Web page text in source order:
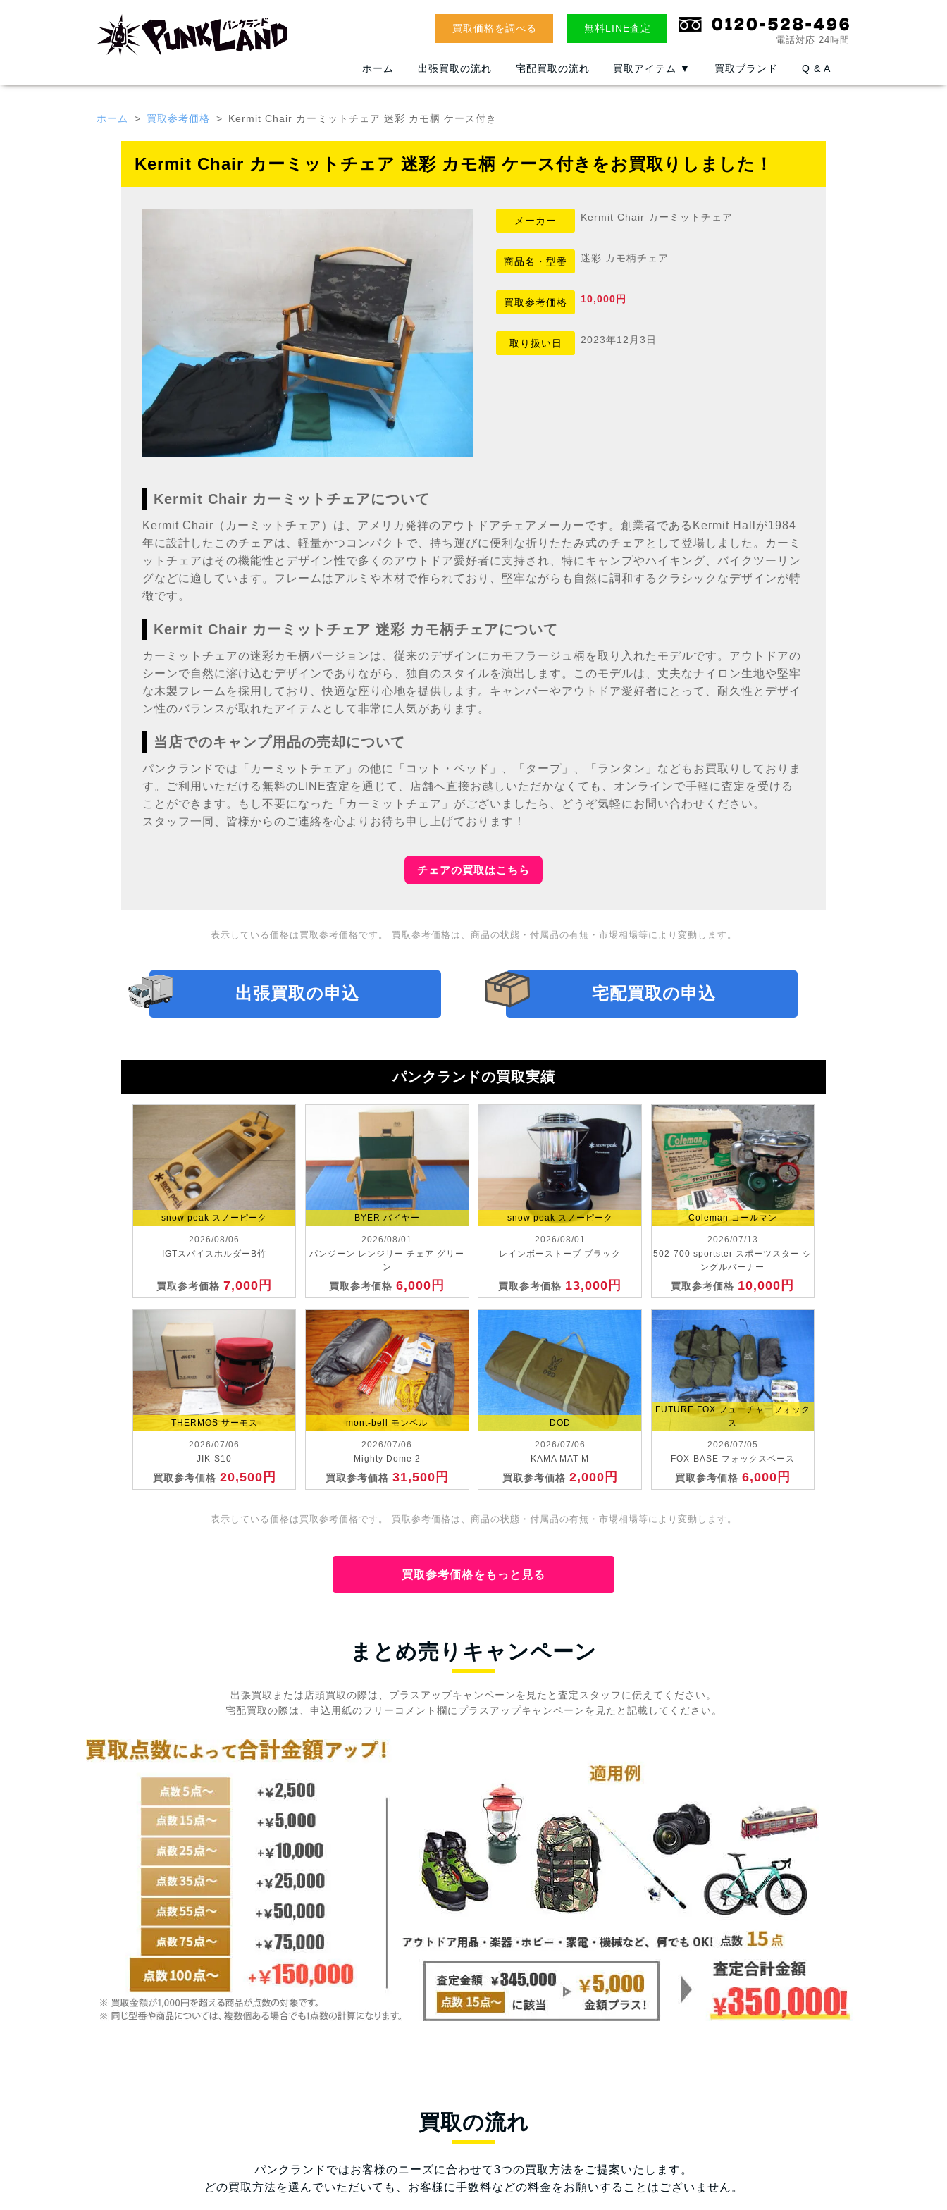
買取価格を調べる 無料LINE査定
電話対応 24時間
ホーム 出張買取の流れ 宅配買取の流れ 買取アイテム ▼ 買取ブランド Q & A
ホーム 買取参考価格 Kermit Chair カーミットチェア 迷彩 カモ柄 ケース付き
Kermit Chair カーミットチェア 迷彩 カモ柄 ケース付きをお買取りしました！
メーカー Kermit Chair カーミットチェア
商品名・型番 迷彩 カモ柄チェア
買取参考価格 10,000円
取り扱い日 2023年12月3日
Kermit Chair カーミットチェアについて
Kermit Chair（カーミットチェア）は、アメリカ発祥のアウトドアチェアメーカーです。創業者であるKermit Hallが1984
年に設計したこのチェアは、軽量かつコンパクトで、持ち運びに便利な折りたたみ式のチェアとして登場しました。カーミ
ットチェアはその機能性とデザイン性で多くのアウトドア愛好者に支持され、特にキャンプやハイキング、バイクツーリン
グなどに適しています。フレームはアルミや木材で作られており、堅牢ながらも自然に調和するクラシックなデザインが特
徴です。
Kermit Chair カーミットチェア 迷彩 カモ柄チェアについて
カーミットチェアの迷彩カモ柄バージョンは、従来のデザインにカモフラージュ柄を取り入れたモデルです。アウトドアの
シーンで自然に溶け込むデザインでありながら、独自のスタイルを演出します。このモデルは、丈夫なナイロン生地や堅牢
な木製フレームを採用しており、快適な座り心地を提供します。キャンパーやアウトドア愛好者にとって、耐久性とデザイ
ン性のバランスが取れたアイテムとして非常に人気があります。
当店でのキャンプ用品の売却について
パンクランドでは「カーミットチェア」の他に「コット・ベッド」、「タープ」、「ランタン」などもお買取りしておりま
す。ご利用いただける無料のLINE査定を通じて、店舗へ直接お越しいただかなくても、オンラインで手軽に査定を受ける
ことができます。もし不要になった「カーミットチェア」がございましたら、どうぞ気軽にお問い合わせください。
スタッフ一同、皆様からのご連絡を心よりお待ち申し上げております！
チェアの買取はこちら
表示している価格は買取参考価格です。 買取参考価格は、商品の状態・付属品の有無・市場相場等により変動します。
出張買取の申込 宅配買取の申込
パンクランドの買取実績
snow peak スノーピーク
2026/08/06
IGTスパイスホルダーB竹
買取参考価格7,000円
BYER バイヤー
2026/08/01
パンジーン レンジリー チェア グリー
ン
買取参考価格6,000円
snow peak スノーピーク
2026/08/01
レインボーストーブ ブラック
買取参考価格 13,000円
Coleman コールマン
2026/07/13
502-700 sportster スポーツスター シ
ングルバーナー
買取参考価格 10,000円
THERMOS サーモス
2026/07/06
JIK-S10
買取参考価格 20,500円
mont-bell モンベル
2026/07/06
Mighty Dome 2
買取参考価格 31,500円
DOD
2026/07/06
KAMA MAT M
買取参考価格 2,000円
FUTURE FOX フューチャーフォック
ス
2026/07/05
FOX-BASE フォックスベース
買取参考価格 6,000円
表示している価格は買取参考価格です。 買取参考価格は、商品の状態・付属品の有無・市場相場等により変動します。
買取参考価格をもっと見る
まとめ売りキャンペーン
出張買取または店頭買取の際は、プラスアップキャンペーンを見たと査定スタッフに伝えてください。
宅配買取の際は、申込用紙のフリーコメント欄にプラスアップキャンペーンを見たと記載してください。
買取の流れ
パンクランドではお客様のニーズに合わせて3つの買取方法をご提案いたします。
どの買取方法を選んでいただいても、お客様に手数料などの料金をお願いすることはございません。